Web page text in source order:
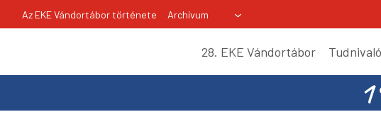
to
Az EKE Vándortábor története Archívum
28. EKE Vándortábor